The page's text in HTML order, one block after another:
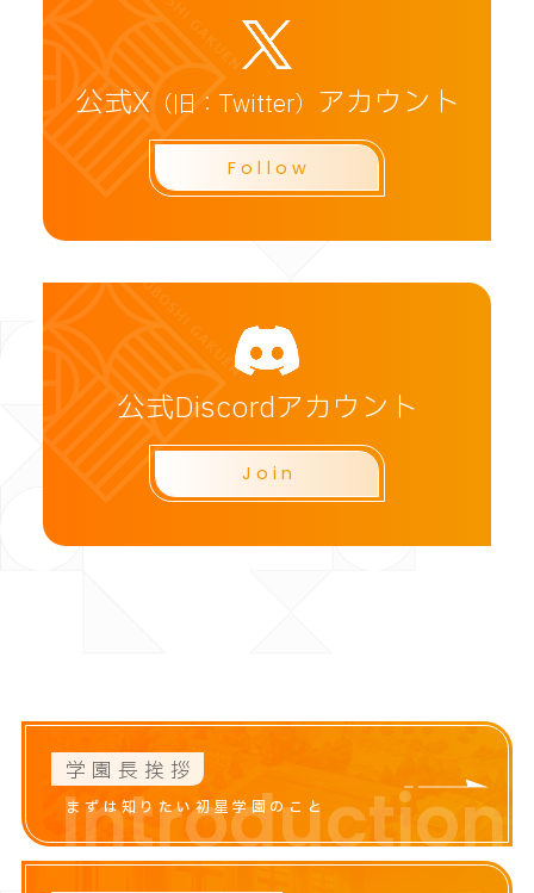
公式X（旧：Twitter） アカウント
Follow
公式Discordアカウント
Join
Introduction
学園長挨拶
まずは知りたい初星学園のこと